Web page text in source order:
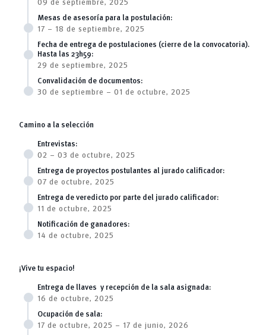
09 de septiembre, 2025
Mesas de asesoría para la postulación:
17 – 18 de septiembre, 2025
Fecha de entrega de postulaciones (cierre de la convocatoria).
Hasta las 23h59:
29 de septiembre, 2025
Convalidación de documentos:
30 de septiembre – 01 de octubre, 2025
Camino a la selección
Entrevistas:
02 – 03 de octubre, 2025
Entrega de proyectos postulantes al jurado calificador:
07 de octubre, 2025
Entrega de veredicto por parte del jurado calificador:
11 de octubre, 2025
Notificación de ganadores:
14 de octubre, 2025
¡Vive tu espacio!
Entrega de llaves y recepción de la sala asignada:
16 de octubre, 2025
Ocupación de sala:
17 de octubre, 2025 – 17 de junio, 2026